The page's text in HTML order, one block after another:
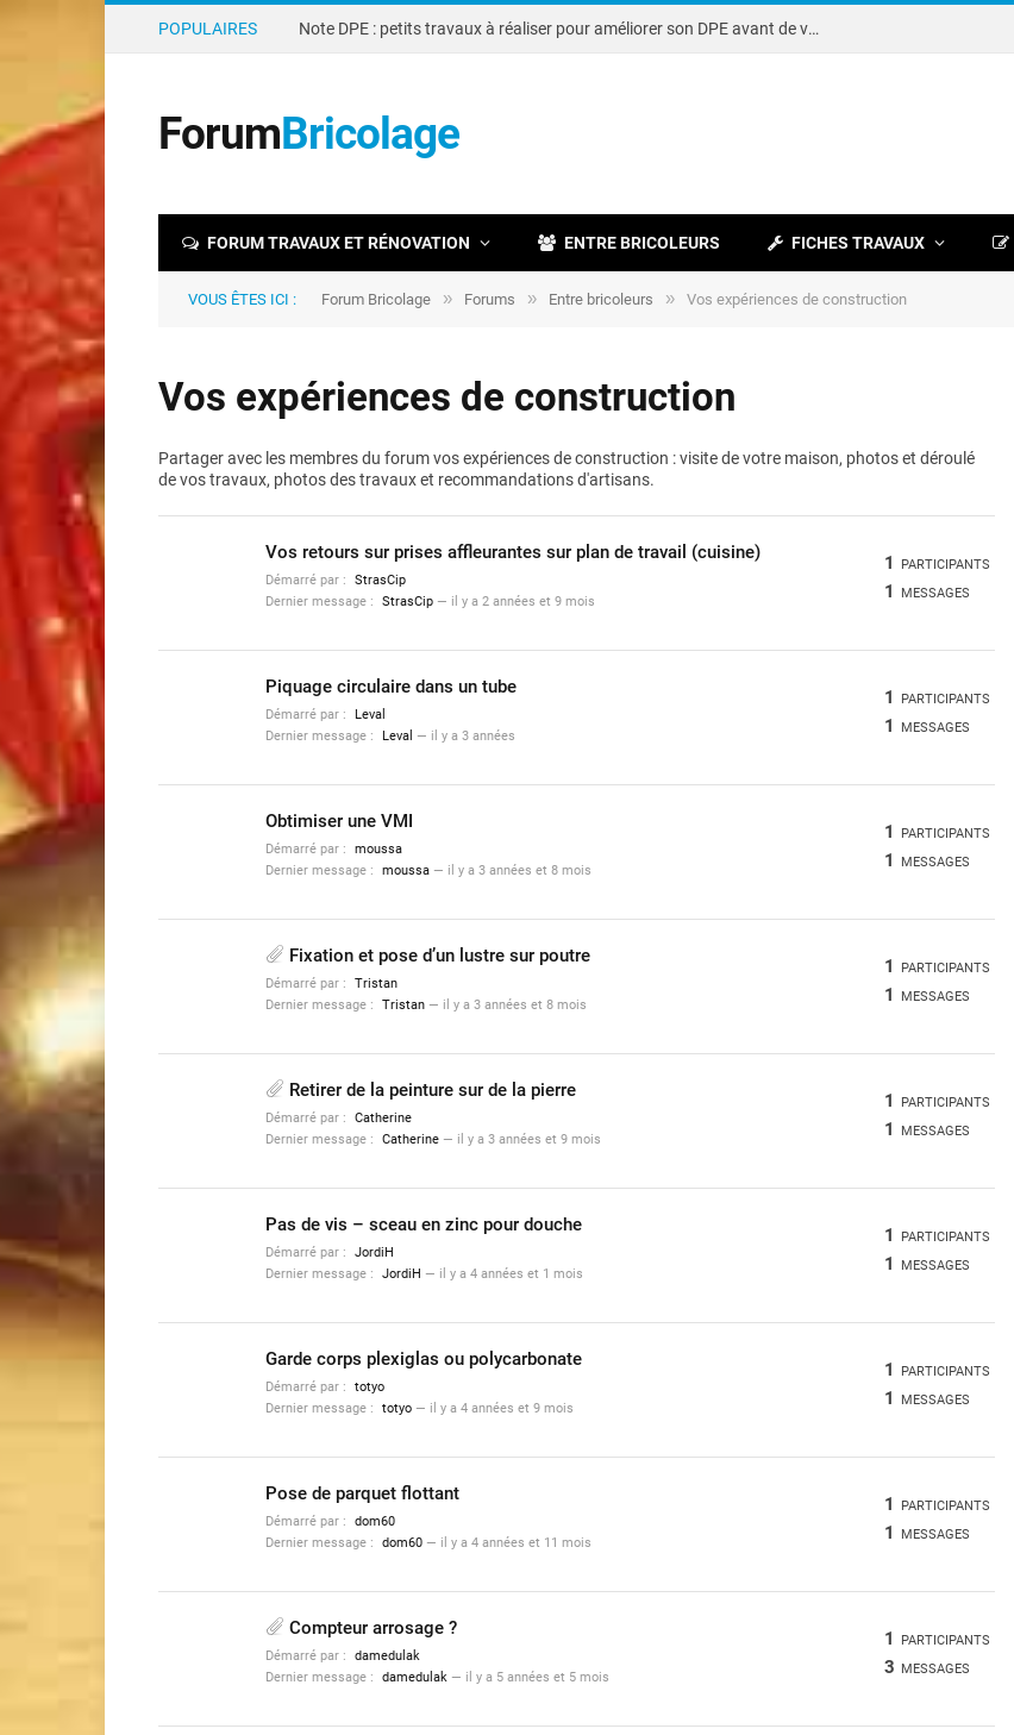
POPULAIRES Note DPE : petits travaux à réaliser pour améliorer son DPE avant de vendre
ForumBricolage
FORUM TRAVAUX ET RÉNOVATION ENTRE BRICOLEURS FICHES TRAVAUX
VOUS ÊTES ICI : Forum Bricolage » Forums » Entre bricoleurs » Vos expériences de construction
Vos expériences de construction
Partager avec les membres du forum vos expériences de construction : visite de votre maison, photos et déroulé
de vos travaux, photos des travaux et recommandations d'artisans.
Vos retours sur prises affleurantes sur plan de travail (cuisine)
Démarré par :
StrasCip
Dernier message :
StrasCip — il y a 2 années et 9 mois
1 PARTICIPANTS
1 MESSAGES
Piquage circulaire dans un tube
Démarré par :
Leval
Dernier message :
Leval — il y a 3 années
1 PARTICIPANTS
1 MESSAGES
Obtimiser une VMI
Démarré par :
moussa
Dernier message :
moussa — il y a 3 années et 8 mois
1 PARTICIPANTS
1 MESSAGES
Fixation et pose d’un lustre sur poutre
Démarré par :
Tristan
Dernier message :
Tristan — il y a 3 années et 8 mois
1 PARTICIPANTS
1 MESSAGES
Retirer de la peinture sur de la pierre
Démarré par :
Catherine
Dernier message :
Catherine — il y a 3 années et 9 mois
1 PARTICIPANTS
1 MESSAGES
Pas de vis – sceau en zinc pour douche
Démarré par :
JordiH
Dernier message :
JordiH — il y a 4 années et 1 mois
1 PARTICIPANTS
1 MESSAGES
Garde corps plexiglas ou polycarbonate
Démarré par :
totyo
Dernier message :
totyo — il y a 4 années et 9 mois
1 PARTICIPANTS
1 MESSAGES
Pose de parquet flottant
Démarré par :
dom60
Dernier message :
dom60 — il y a 4 années et 11 mois
1 PARTICIPANTS
1 MESSAGES
Compteur arrosage ?
Démarré par :
damedulak
Dernier message :
damedulak — il y a 5 années et 5 mois
1 PARTICIPANTS
3 MESSAGES